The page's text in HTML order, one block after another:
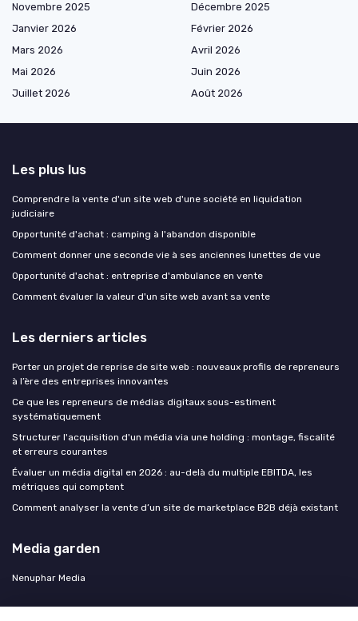
Novembre 2025
Décembre 2025
Janvier 2026
Février 2026
Mars 2026
Avril 2026
Mai 2026
Juin 2026
Juillet 2026
Août 2026
Les plus lus
Comprendre la vente d'un site web d'une société en liquidation
judiciaire
Opportunité d'achat : camping à l'abandon disponible
Comment donner une seconde vie à ses anciennes lunettes de vue
Opportunité d'achat : entreprise d'ambulance en vente
Comment évaluer la valeur d'un site web avant sa vente
Les derniers articles
Porter un projet de reprise de site web : nouveaux profils de repreneurs
à l’ère des entreprises innovantes
Ce que les repreneurs de médias digitaux sous-estiment
systématiquement
Structurer l'acquisition d'un média via une holding : montage, fiscalité
et erreurs courantes
Évaluer un média digital en 2026 : au-delà du multiple EBITDA, les
métriques qui comptent
Comment analyser la vente d’un site de marketplace B2B déjà existant
Media garden
Nenuphar Media